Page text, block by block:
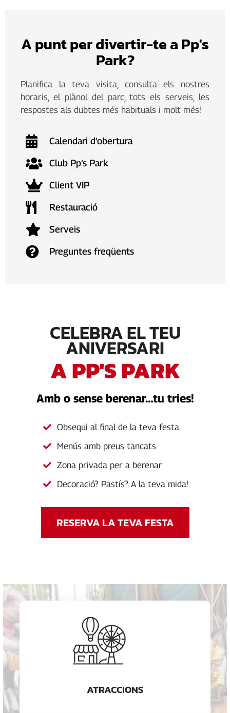
A punt per divertir-te a Pp's
Park?
Planifica la teva visita, consulta els nostres
horaris, el plànol del parc, tots els serveis, les
respostes als dubtes més habituals i molt més!
Calendari d'obertura
Club Pp’s Park
Client VIP
Restauració
Serveis
Preguntes freqüents
CELEBRA EL TEU
ANIVERSARI
A PP'S PARK
Amb o sense berenar…tu tries!
Obsequi al final de la teva festa
Menús amb preus tancats
Zona privada per a berenar
Decoració? Pastís? A la teva mida!
RESERVA LA TEVA FESTA
ATRACCIONS